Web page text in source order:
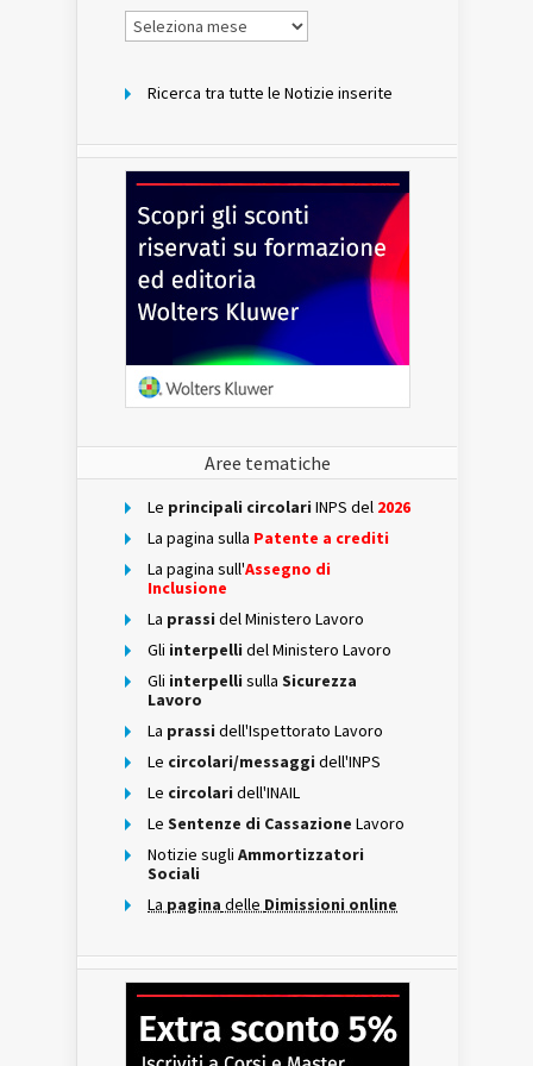
Notizie
per
Ricerca tra tutte le Notizie inserite
Aree tematiche
Le principali circolari INPS del 2026
La pagina sulla Patente a crediti
La pagina sull'Assegno di
Inclusione
La prassi del Ministero Lavoro
Gli interpelli del Ministero Lavoro
Gli interpelli sulla Sicurezza
Lavoro
La prassi dell'Ispettorato Lavoro
Le circolari/messaggi dell'INPS
Le circolari dell'INAIL
Le Sentenze di Cassazione Lavoro
Notizie sugli Ammortizzatori
Sociali
La pagina delle Dimissioni online